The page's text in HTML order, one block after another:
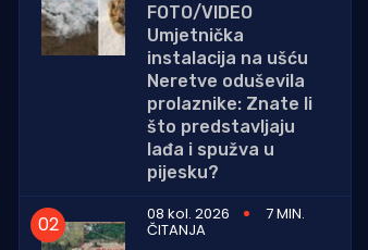
FOTO/VIDEO
Umjetnička
instalacija na ušću
Neretve oduševila
prolaznike: Znate li
što predstavljaju
lađa i spužva u
pijesku?
08 kol. 2026
7 MIN.
ČITANJA